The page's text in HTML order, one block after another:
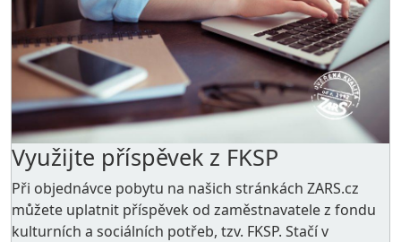
Využijte příspěvek z FKSP
Při objednávce pobytu na našich stránkách ZARS.cz
můžete uplatnit příspěvek od zaměstnavatele z fondu
kulturních a sociálních potřeb, tzv. FKSP. Stačí v